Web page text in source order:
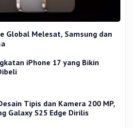
Global Melesat, Samsung dan
iPhone 17 yang Bikin
Tipis dan Kamera 200 MP,
Galaxy S25 Edge Dirilis